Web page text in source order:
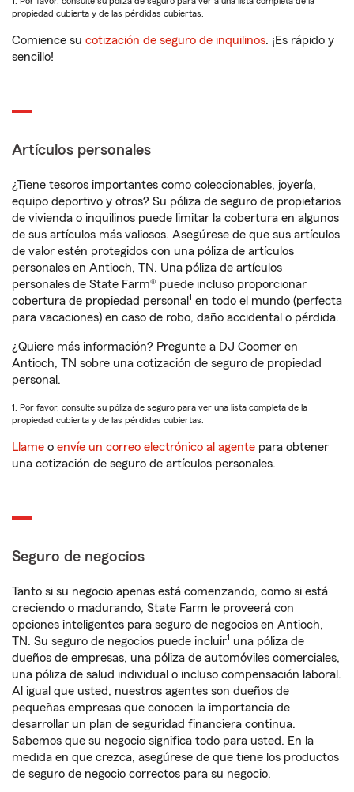
propiedad cubierta y de las pérdidas cubiertas.
Comience su cotización de seguro de inquilinos. ¡Es rápido y
sencillo!
Artículos personales
¿Tiene tesoros importantes como coleccionables, joyería,
equipo deportivo y otros? Su póliza de seguro de propietarios
de vivienda o inquilinos puede limitar la cobertura en algunos
de sus artículos más valiosos. Asegúrese de que sus artículos
de valor estén protegidos con una póliza de artículos
personales en Antioch, TN. Una póliza de artículos
personales de State Farm® puede incluso proporcionar
cobertura de propiedad personal 1 en todo el mundo (perfecta
para vacaciones) en caso de robo, daño accidental o pérdida.
¿Quiere más información? Pregunte a DJ Coomer en
Antioch, TN sobre una cotización de seguro de propiedad
personal.
1. Por favor, consulte su póliza de seguro para ver una lista completa de la
propiedad cubierta y de las pérdidas cubiertas.
Llame o envíe un correo electrónico al agente para obtener
una cotización de seguro de artículos personales.
Seguro de negocios
Tanto si su negocio apenas está comenzando, como si está
creciendo o madurando, State Farm le proveerá con
opciones inteligentes para seguro de negocios en Antioch,
TN. Su seguro de negocios puede incluir1 una póliza de
dueños de empresas, una póliza de automóviles comerciales,
una póliza de salud individual o incluso compensación laboral.
Al igual que usted, nuestros agentes son dueños de
pequeñas empresas que conocen la importancia de
desarrollar un plan de seguridad financiera continua.
Sabemos que su negocio significa todo para usted. En la
medida en que crezca, asegúrese de que tiene los productos
de seguro de negocio correctos para su negocio.